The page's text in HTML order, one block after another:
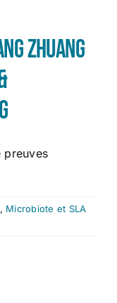
Zhuang
preuves
, Microbiote et SLA